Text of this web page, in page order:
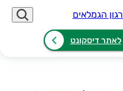
לאתר דיסקונט